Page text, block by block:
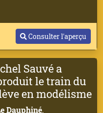
Consulter l'aperçu
Sauvé a
le train du
en modélisme
Dauphiné.